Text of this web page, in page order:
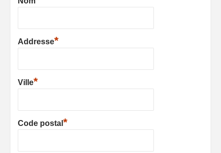
Addresse*
Ville*
Code postal *